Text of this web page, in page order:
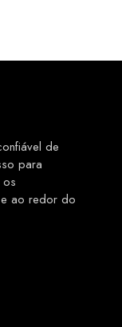
de
para
e ao redor do